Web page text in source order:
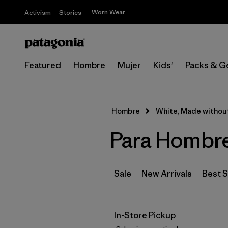
Activism Stories Worn Wear
Featured Hombre Mujer Kids' Packs &
Hombre White, Made
Para
Sale New Arrivals Best
In-Store Pickup